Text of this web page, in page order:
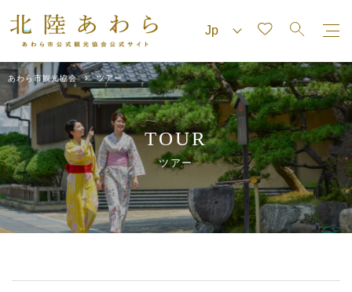
あわら市観光協会 ツアー
TOUR
ツアー